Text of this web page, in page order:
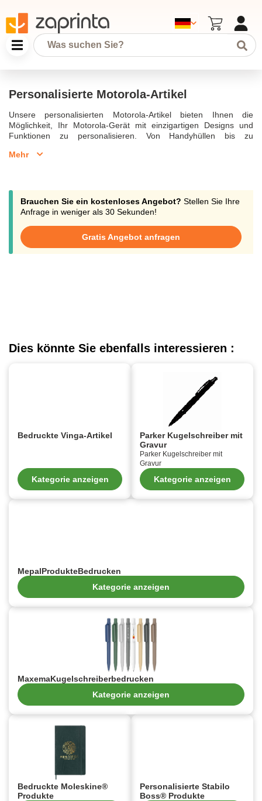
Personalisierte Motorola-Artikel
Unsere personalisierten Motorola-Artikel bieten Ihnen die
Möglichkeit, Ihr Motorola-Gerät mit einzigartigen Designs und
Funktionen zu personalisieren. Von Handyhüllen bis zu
einem individuellen Design bedrucken lassen. Ideal für den
Mehr
Brauchen Sie ein kostenloses Angebot? Stellen Sie Ihre
Anfrage in weniger als 30 Sekunden!
Gratis Angebot anfragen
Dies könnte Sie ebenfalls interessieren :
Bedruckte Vinga-Artikel
Kategorie anzeigen
Parker Kugelschreiber mit
Gravur
Parker Kugelschreiber mit
Gravur
Kategorie anzeigen
MepalProdukteBedrucken
Kategorie anzeigen
MaxemaKugelschreiberbedrucken
Kategorie anzeigen
Bedruckte Moleskine®
Produkte
Personalisierte Stabilo
Boss® Produkte